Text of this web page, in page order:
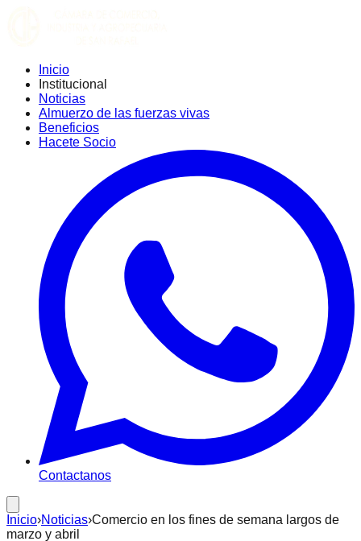
Inicio
Institucional
Noticias
Almuerzo de las fuerzas vivas
Beneficios
Hacete Socio
Contactanos
Inicio›Noticias›Comercio en los fines de semana largos de
marzo y abril